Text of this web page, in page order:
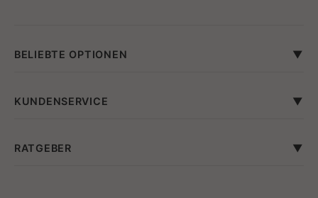
BELIEBTE OPTIONEN
KUNDENSERVICE
RATGEBER